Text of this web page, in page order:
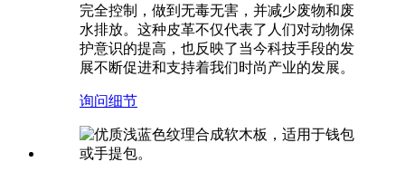
完全控制，做到无毒无害，并减少废物和废
水排放。这种皮革不仅代表了人们对动物保
护意识的提高，也反映了当今科技手段的发
展不断促进和支持着我们时尚产业的发展。
询问细节